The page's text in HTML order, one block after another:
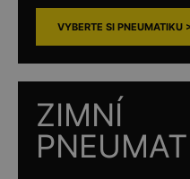
VYBERTE SI PNEUMATIKU
ZIMNÍ